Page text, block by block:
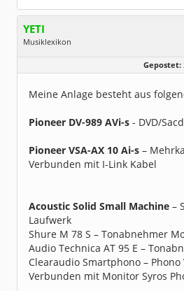
YETI
Musiklexikon
Alter:
55
Dabei seit:
06 / 2008
Gepostet:
Meine Anlage besteht aus
Pioneer DV-989 AVi-s - DVD/
Pioneer VSA-AX 10 Ai-s –
Verbunden mit I-Link Kabel
Acoustic Solid Small Machine –
Laufwerk
Shure M 78 S – Tonabnehmer
Audio Technica AT 95 E –
Clearaudio Smartphono –
Verbunden mit Monitor Syros